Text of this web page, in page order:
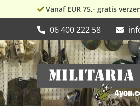
Vanaf EUR 75,- gratis
06 400 222 58
Ga
door
naar
Ga
naar
de